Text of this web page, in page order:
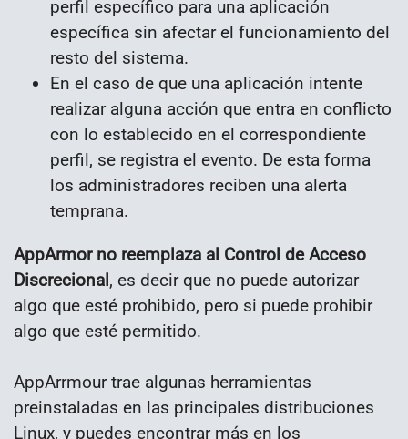
perfil específico para una aplicación
específica sin afectar el funcionamiento del
resto del sistema.
En el caso de que una aplicación intente
realizar alguna acción que entra en conflicto
con lo establecido en el correspondiente
perfil, se registra el evento. De esta forma
los administradores reciben una alerta
temprana.
AppArmor no reemplaza al Control de Acceso
Discrecional, es decir que no puede autorizar
algo que esté prohibido, pero si puede prohibir
algo que esté permitido.
AppArrmour trae algunas herramientas
preinstaladas en las principales distribuciones
Linux, y puedes encontrar más en los